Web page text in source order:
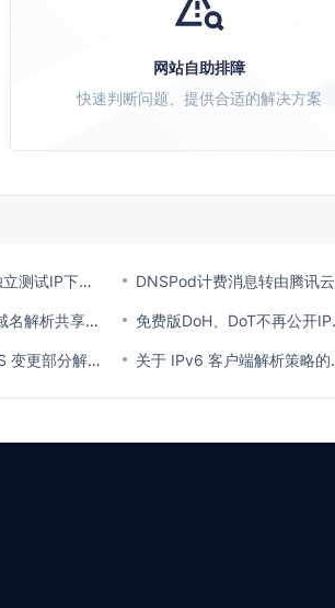
网站自助排障
快速判断问题、提供合适的解决方案
IP下线的公告 DNSPod计费消息转由腾讯云计费侧统一发送
强制 MFA 校验的通知 免费版DoH、DoT不再公开IP接入的公告
解析线路名称通知 关于 IPv6 客户端解析策略的变更说明